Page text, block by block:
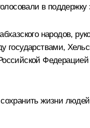
в
народов,
государствами,
сохранить жизни